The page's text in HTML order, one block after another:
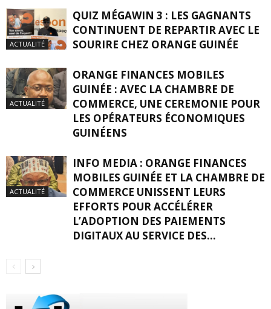
ACTUALITÉ
QUIZ MÉGAWIN 3 : LES GAGNANTS
CONTINUENT DE REPARTIR AVEC LE
SOURIRE CHEZ ORANGE GUINÉE
ACTUALITÉ
ORANGE FINANCES MOBILES
GUINÉE : AVEC LA CHAMBRE DE
COMMERCE, UNE CEREMONIE POUR
LES OPÉRATEURS ÉCONOMIQUES
GUINÉENS
ACTUALITÉ
INFO MEDIA : ORANGE FINANCES
MOBILES GUINÉE ET LA CHAMBRE DE
COMMERCE UNISSENT LEURS
EFFORTS POUR ACCÉLÉRER
L’ADOPTION DES PAIEMENTS
DIGITAUX AU SERVICE DES...